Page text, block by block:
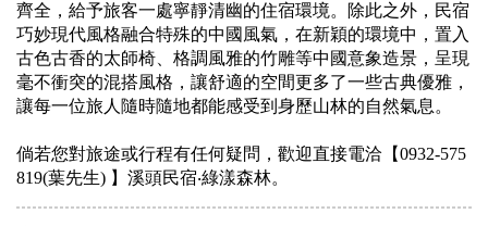
齊全，給予旅客一處寧靜清幽的住宿環境。除此之外，民宿
巧妙現代風格融合特殊的中國風氣，在新穎的環境中，置入
古色古香的太師椅、格調風雅的竹雕等中國意象造景，呈現
毫不衝突的混搭風格，讓舒適的空間更多了一些古典優雅，
讓每一位旅人隨時隨地都能感受到身歷山林的自然氣息。
倘若您對旅途或行程有任何疑問，歡迎直接電洽【0932-575
819(葉先生) 】溪頭民宿‧綠漾森林。